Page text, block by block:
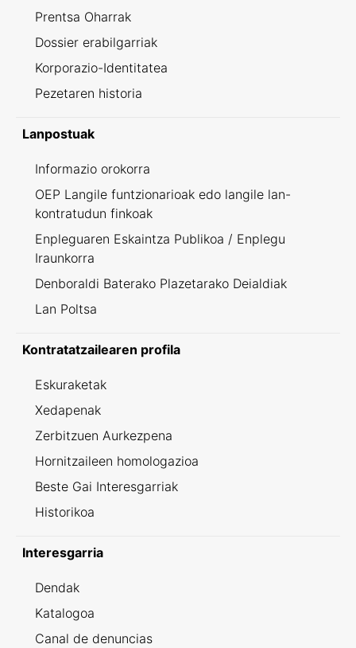
Prentsa Oharrak
Dossier erabilgarriak
Korporazio-Identitatea
Pezetaren historia
Lanpostuak
Informazio orokorra
OEP Langile funtzionarioak edo langile lan-
kontratudun finkoak
Enpleguaren Eskaintza Publikoa / Enplegu
Iraunkorra
Denboraldi Baterako Plazetarako Deialdiak
Lan Poltsa
Kontratatzailearen profila
Eskuraketak
Xedapenak
Zerbitzuen Aurkezpena
Hornitzaileen homologazioa
Beste Gai Interesgarriak
Historikoa
Interesgarria
Dendak
Katalogoa
Canal de denuncias